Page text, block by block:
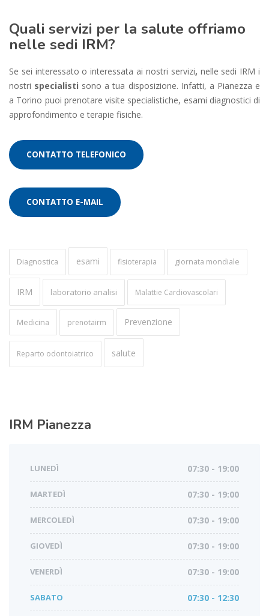
Quali servizi per la salute offriamo
nelle sedi IRM?
Se sei interessato o interessata ai nostri servizi, nelle sedi IRM i
nostri specialisti sono a tua disposizione. Infatti, a Pianezza e
a Torino puoi prenotare visite specialistiche, esami diagnostici di
approfondimento e terapie fisiche.
CONTATTO TELEFONICO
CONTATTO E-MAIL
Diagnostica esami fisioterapia giornata mondiale
IRM laboratorio analisi Malattie Cardiovascolari
Medicina prenotairm Prevenzione
Reparto odontoiatrico salute
IRM Pianezza
LUNEDÌ 07:30 - 19:00
MARTEDÌ 07:30 - 19:00
MERCOLEDÌ 07:30 - 19:00
GIOVEDÌ 07:30 - 19:00
VENERDÌ 07:30 - 19:00
SABATO 07:30 - 12:30